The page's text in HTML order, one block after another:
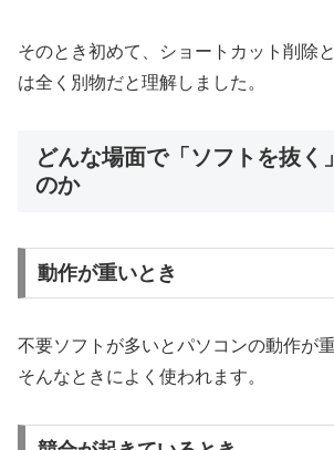
そのとき初めて、ショートカット削除
は全く別物だと理解しました。
どんな場面で「ソフトを抜く
のか
動作が重いとき
不要ソフトが多いとパソコンの動作が
そんなときによく使われます。